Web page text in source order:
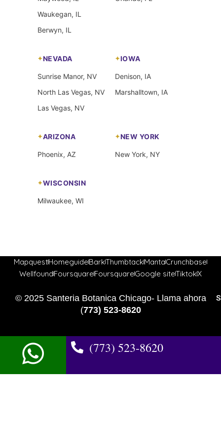
Waukegan, IL
Berwyn, IL
NEVADA
Sunrise Manor, NV
North Las Vegas, NV
Las Vegas, NV
IOWA
Denison, IA
Marshalltown, IA
ARIZONA
Phoenix, AZ
NEW YORK
New York, NY
WISCONSIN
Milwaukee, WI
MapquestHomeguideBarkThumbtackMantaCrunchbase
WellfoundFoursquareFoursquareGoogle siteTiktokX
© 2025 Santeria Botanica Chicago- Llama ahora
(773) 523-8620
(773) 523-8620